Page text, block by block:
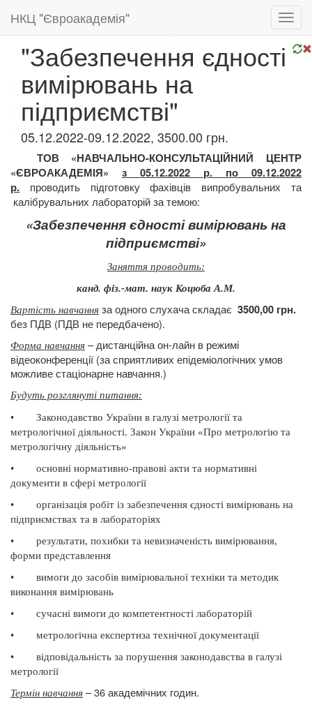
НКЦ "Євроакадемія"
"Забезпечення єдності
вимірювань на
підприємстві"
05.12.2022-09.12.2022, 3500.00 грн.
ТОВ «НАВЧАЛЬНО-КОНСУЛЬТАЦІЙНИЙ ЦЕНТР
«ЄВРОАКАДЕМІЯ» з 05.12.2022 р. по 09.12.2022
р.
проводить підготовкуфахівців випробувальних та
калібрувальних лабораторій за темою:
«Забезпечення єдності вимірювань на
підприємстві»
Заняття проводить:
канд. фіз.-мат. наук Коцюба А.М.
Вартість навчання за одного слухача складає 3500,00 грн.
без ПДВ (ПДВ не передбачено).
Форма навчання – дистанційна он-лайн в режимі
відеоконференції (за сприятливих епідеміологічних умов
можливе стаціонарне навчання.)
Будуть розглянуті питання:
•
Законодавство України в галузі метрології та
метрологічної діяльності. Закон України «Про метрологію та
метрологічну діяльність»
•
основні нормативно-правові акти та нормативні
документи в сфері метрології
•
організація робіт із забезпечення єдності вимірювань на
підприємствах та в лабораторіях
•
результати, похибки та невизначеність вимірювання,
форми представлення
•
вимоги до засобів вимірювальної техніки та методик
виконання вимірювань
•
сучасні вимоги до компетентності лабораторій
•
метрологічна експертиза технічної документації
•
відповідальність за порушення законодавства в галузі
метрології
Термін навчання – 36 академічних годин.